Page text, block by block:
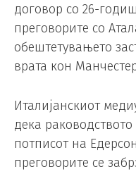
договор со 26-
преговорите со
обештетувањето
врата кон
Италијанскиот
дека раководството
потписот на
преговорите се